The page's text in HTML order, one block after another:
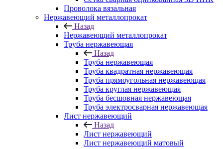
Проволока вязальная
Нержавеющий металлопрокат
Назад
Нержавеющий металлопрокат
Труба нержавеющая
Назад
Труба нержавеющая
Труба квадратная нержавеющая
Труба прямоугольная нержавеющая
Труба круглая нержавеющая
Труба бесшовная нержавеющая
Труба электросварная нержавеющая
Лист нержавеющий
Назад
Лист нержавеющий
Лист нержавеющий матовый